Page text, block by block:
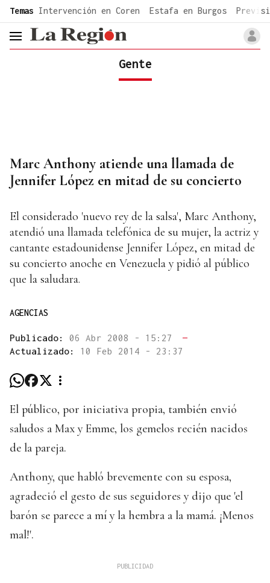
common.go-to-content
Temas Intervención en Coren Estafa en Burgos
header.menu.open
Gente
Marc Anthony atiende una llamada de
Jennifer López en mitad de su concierto
El considerado 'nuevo rey de la salsa', Marc Anthony,
atendió una llamada telefónica de su mujer, la actriz y
cantante estadounidense Jennifer López, en mitad de
su concierto anoche en Venezuela y pidió al público
que la saludara.
AGENCIAS
Publicado: 06 Abr 2008 - 15:27
—
Actualizado: 10 Feb 2014 - 23:37
El público, por iniciativa propia, también envió
saludos a Max y Emme, los gemelos recién nacidos
de la pareja.
Anthony, que habló brevemente con su esposa,
agradeció el gesto de sus seguidores y dijo que 'el
barón se parece a mí y la hembra a la mamá. ¡Menos
mal!'.